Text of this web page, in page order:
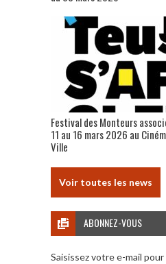
Festival des Monteurs
11 au 16 mars 2026 au
Ville
Voir toutes les news
ABONNEZ-VOUS
Saisissez votre e-mail